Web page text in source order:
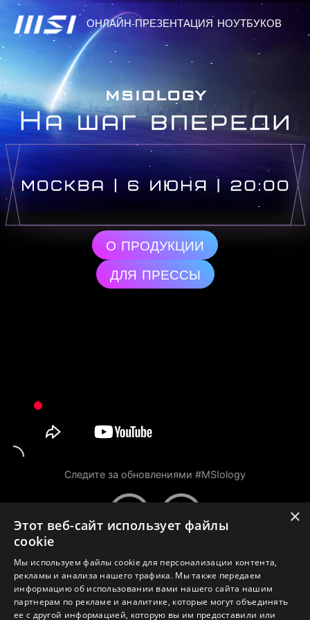
ОНЛАЙН-ПРЕЗЕНТАЦИЯ НОУТБУКОВ
MSIOLOGY
О ПРОДУКЦИИ
ДЛЯ ПРЕССЫ
Следите за обновлениями #MSIology
Политика в отношении файлов Cookie
Контакты
×
Этот веб-сайт использует файлы
cookie
Мы используем файлы cookie для персонализации контента,
рекламы и анализа нашего трафика. Мы также передаем
информацию об использовании вами нашего сайта нашим
партнерам по рекламе и аналитике, которые могут объединять
ее с другой информацией, которую вы им предоставили или